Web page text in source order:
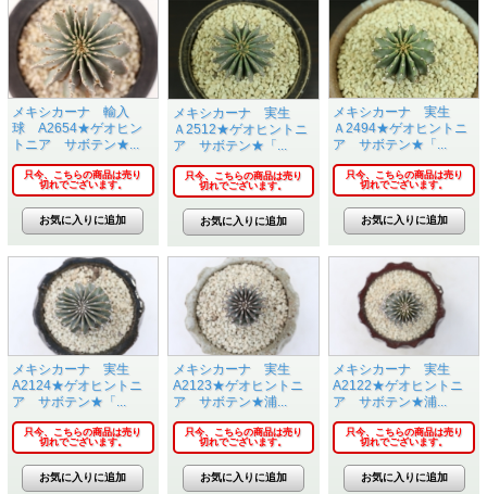
メキシカーナ 輸入
球 A2654★ゲオヒン
トニア サボテン★...
只今、こちらの商品は売り
切れでございます。
メキシカーナ 実生
Ａ2512★ゲオヒントニ
ア サボテン★「...
只今、こちらの商品は売り
切れでございます。
メキシカーナ 実生
Ａ2494★ゲオヒントニ
ア サボテン★「...
只今、こちらの商品は売り
切れでございます。
メキシカーナ 実生
A2124★ゲオヒントニ
ア サボテン★「...
只今、こちらの商品は売り
切れでございます。
メキシカーナ 実生
A2123★ゲオヒントニ
ア サボテン★浦...
只今、こちらの商品は売り
切れでございます。
メキシカーナ 実生
A2122★ゲオヒントニ
ア サボテン★浦...
只今、こちらの商品は売り
切れでございます。